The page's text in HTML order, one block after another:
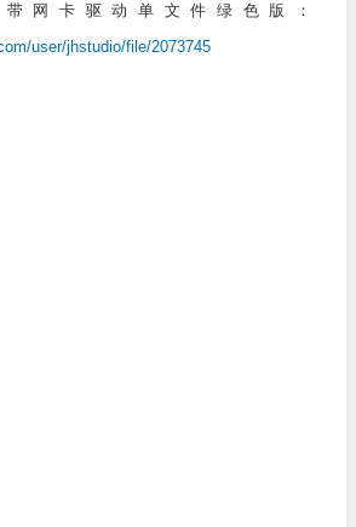
带网卡驱动单文件绿色版：
user/jhstudio/file/2073745